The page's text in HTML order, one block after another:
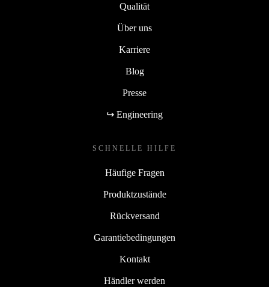
Qualität
Über uns
Karriere
Blog
Presse
↪ Engineering
SCHNELLE HILFE
Häufige Fragen
Produktzustände
Rückversand
Garantiebedingungen
Kontakt
Händler werden